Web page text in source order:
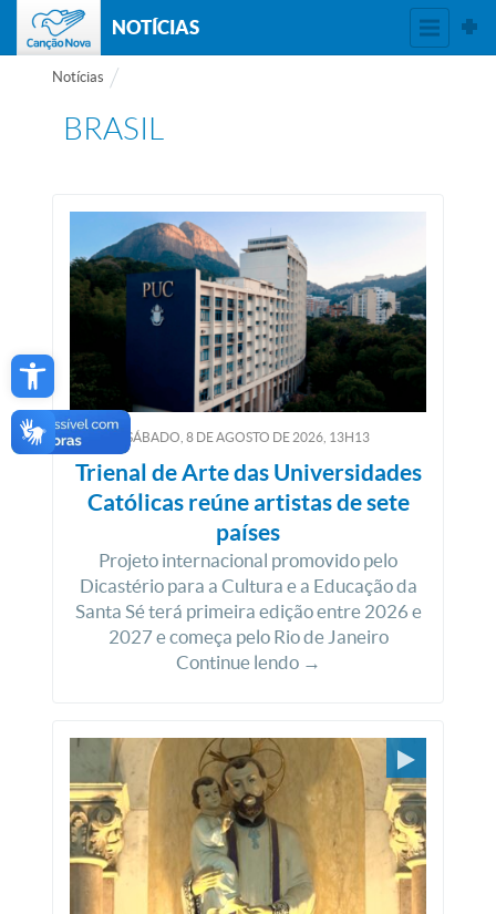
Open toolbar
NOTÍCIAS
Notícias
BRASIL
SÁBADO, 8 DEAGOSTO DE 2026, 13H13
Trienal de Arte das Universidades
Católicas reúne artistas de sete
países
Projeto internacional promovido pelo
Dicastério para a Cultura e a Educação da
Santa Sé terá primeira edição entre 2026 e
2027 e começa pelo Rio de Janeiro
Continue lendo →